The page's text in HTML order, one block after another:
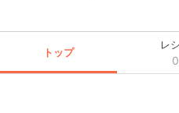
トップ
レ
0